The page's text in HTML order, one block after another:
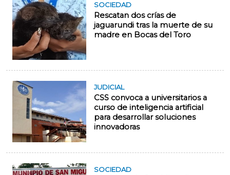
SOCIEDAD
Rescatan dos crías de
jaguarundi tras la muerte de su
madre en Bocas del Toro
JUDICIAL
CSS convoca a universitarios a
curso de inteligencia artificial
para desarrollar soluciones
innovadoras
SOCIEDAD